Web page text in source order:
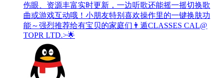
伤眼、资源丰富实时更新，一边听歌还能摇一摇切换歌
曲或游戏互动哦！小朋友特别喜欢操作里的一键换肤功
能～强烈推荐给有宝贝的家庭们👨‍遁️CLASSES CAL@
TOPR LTD.>🌟